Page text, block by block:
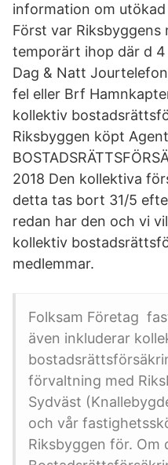
information om
Först var Riksbyggens
temporärt ihop där d 4
Dag & Natt
fel eller Brf
kollektiv
Riksbyggen köpt
2018 Den kollektiva
detta tas bort 31/5
redan har den och vi
kollektiv
medlemmar.
Folksam Företag​
även inkluderar
förvaltning med
Sydväst
och vår
Riksbyggen för. Om